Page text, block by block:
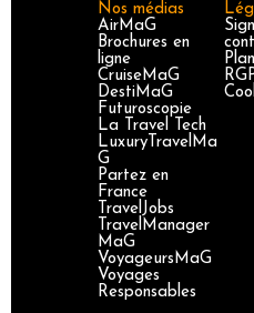
Nos médias
AirMaG
Brochures en
ligne
CruiseMaG
DestiMaG
Futuroscopie
La Travel Tech
LuxuryTravelMa
G
Partez en
France
TravelJobs
TravelManager
MaG
VoyageursMaG
Voyages
Responsables